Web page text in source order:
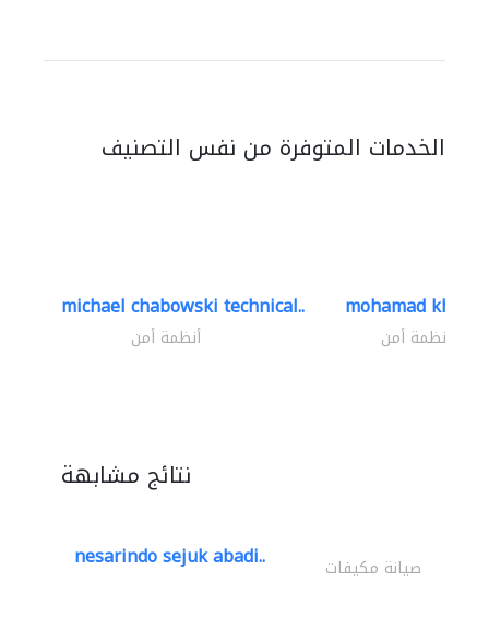
الخدمات المتوفرة من نفس التصنيف
michael chabowski technical..
أنظمة أمن
mohamad khayat
أنظمة أمن
نتائج مشابهة
nesarindo sejuk abadi.. صيانة مكيفات